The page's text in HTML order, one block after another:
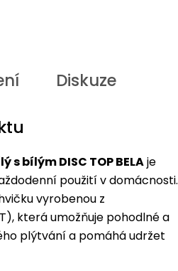
Diskuze
bílým DISC TOP BELAje
použití v domácnosti.
vyrobenou z
která umožňuje pohodlné a
plýtvání a pomáhá udržet